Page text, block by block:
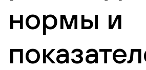
нормы и